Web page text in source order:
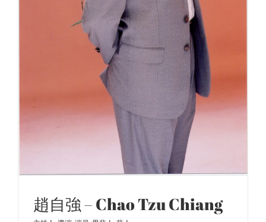
趙自強 – Chao Tzu Chiang